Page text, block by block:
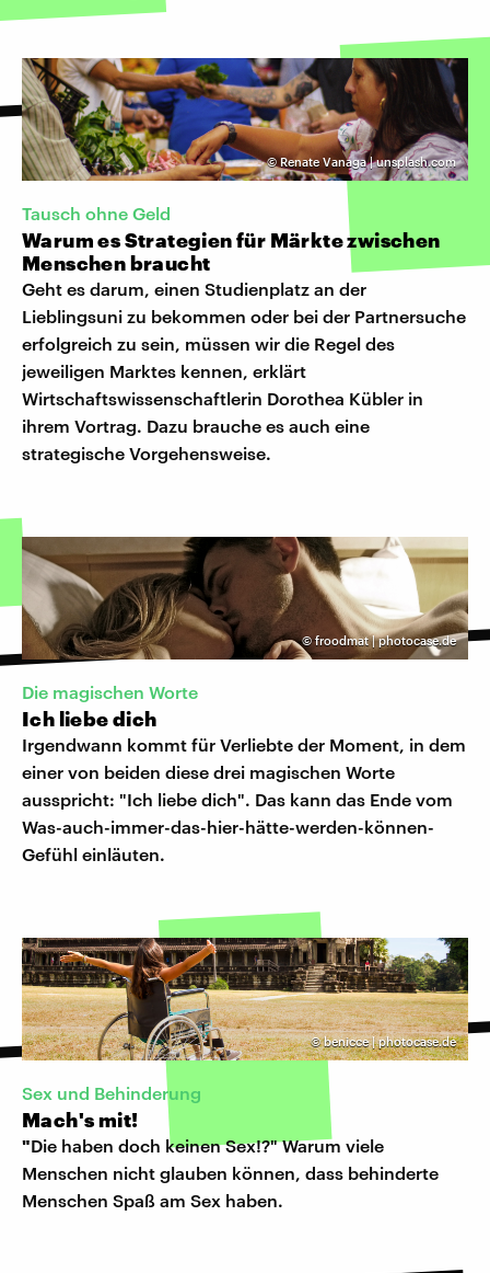
©Renate Vanaga | unsplash.com
Tausch ohne Geld
Warum es Strategien für Märkte zwischen
Menschen braucht
Geht es darum, einen Studienplatz an der
Lieblingsuni zu bekommen oder bei der Partnersuche
erfolgreich zu sein, müssen wir die Regel des
jeweiligen Marktes kennen, erklärt
Wirtschaftswissenschaftlerin Dorothea Kübler in
ihrem Vortrag. Dazu brauche es auch eine
strategische Vorgehensweise.
©froodmat | photocase.de
Die magischen Worte
Ich liebe dich
Irgendwann kommt für Verliebte der Moment, in dem
einer von beiden diese drei magischen Worte
ausspricht: "Ich liebe dich". Das kann das Ende vom
Was-auch-immer-das-hier-hätte-werden-können-
Gefühl einläuten.
©benicce | photocase.de
Sex und Behinderung
Mach's mit!
"Die haben doch keinen Sex!?" Warum viele
Menschen nicht glauben können, dass behinderte
Menschen Spaß am Sex haben.